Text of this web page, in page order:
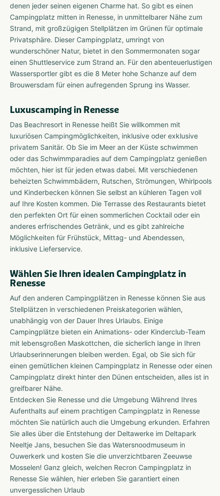
denen jeder seinen eigenen Charme hat. So gibt es einen
Campingplatz mitten in Renesse, in unmittelbarer Nähe zum
Strand, mit großzügigen Stellplätzen im Grünen für optimale
Privatsphäre. Dieser Campingplatz, umringt von
wunderschöner Natur, bietet in den Sommermonaten sogar
einen Shuttleservice zum Strand an. Für den abenteuerlustigen
Wassersportler gibt es die 8 Meter hohe Schanze auf dem
Brouwersdam für einen aufregenden Sprung ins Wasser.
Luxuscamping in Renesse
Das Beachresort in Renesse heißt Sie willkommen mit
luxuriösen Campingmöglichkeiten, inklusive oder exklusive
privatem Sanitär. Ob Sie im Meer an der Küste schwimmen
oder das Schwimmparadies auf dem Campingplatz genießen
möchten, hier ist für jeden etwas dabei. Mit verschiedenen
beheizten Schwimmbädern, Rutschen, Strömungen, Whirlpools
und Kinderbecken können Sie selbst an kühleren Tagen voll
auf Ihre Kosten kommen. Die Terrasse des Restaurants bietet
den perfekten Ort für einen sommerlichen Cocktail oder ein
anderes erfrischendes Getränk, und es gibt zahlreiche
Möglichkeiten für Frühstück, Mittag- und Abendessen,
inklusive Lieferservice.
Wählen Sie Ihren idealen Campingplatz in
Renesse
Auf den anderen Campingplätzen in Renesse können Sie aus
Stellplätzen in verschiedenen Preiskategorien wählen,
unabhängig von der Dauer Ihres Urlaubs. Einige
Campingplätze bieten ein Animations- oder Kinderclub-Team
mit lebensgroßen Maskottchen, die sicherlich lange in Ihren
Urlaubserinnerungen bleiben werden. Egal, ob Sie sich für
einen gemütlichen kleinen Campingplatz in Renesse oder einen
Campingplatz direkt hinter den Dünen entscheiden, alles ist in
greifbarer Nähe.
Entdecken Sie Renesse und die Umgebung Während Ihres
Aufenthalts auf einem prachtigen Campingplatz in Renesse
möchten Sie natürlich auch die Umgebung erkunden. Erfahren
Sie alles über die Entstehung der Deltawerke im Deltapark
Neeltje Jans, besuchen Sie das Watersnoodmuseum in
Ouwerkerk und kosten Sie die unverzichtbaren Zeeuwse
Mosselen! Ganz gleich, welchen Recron Campingplatz in
Renesse Sie wählen, hier erleben Sie garantiert einen
unvergesslichen Urlaub